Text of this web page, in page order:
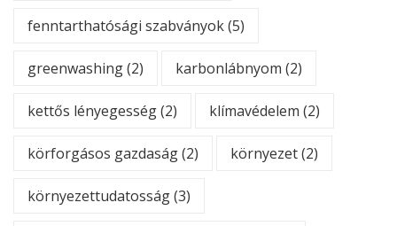
fenntarthatósági szabványok(5)
greenwashing(2) karbonlábnyom (2)
kettős lényegesség(2) klímavédelem (2)
körforgásos gazdaság(2) környezet(2)
környezettudatosság(3)